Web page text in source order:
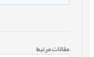
مقالات مرتبط